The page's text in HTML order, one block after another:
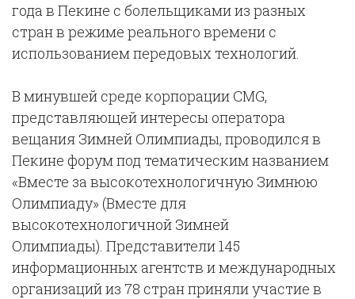
года в Пекине с болельщиками из разных
стран в режиме реального времени с
использованием передовых технологий.
В минувшей среде корпорации CMG,
представляющей интересы оператора
вещания Зимней Олимпиады, проводился в
Пекине форум под тематическим названием
«Вместе за высокотехнологичную Зимнюю
Олимпиаду» (Вместе для
высокотехнологичной Зимней
Олимпиады). Представители 145
информационных агентств и международных
организаций из 78 стран приняли участие в